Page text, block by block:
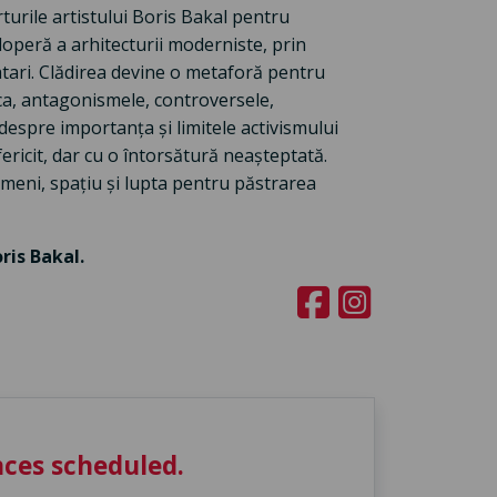
artistului Boris Bakal pentru
a arhitecturii moderniste, prin
Clădirea devine o metaforă pentru
antagonismele, controversele,
importanța și limitele activismului
dar cu o întorsătură neașteptată.
spațiu și lupta pentru păstrarea
Bakal.
scheduled.